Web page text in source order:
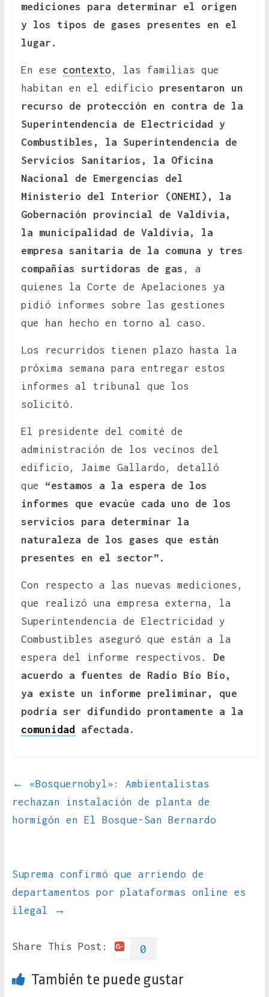
mediciones para determinar el origen
y los tipos de gases presentes en el
lugar.
En ese contexto, las familias que
habitan en el edificio presentaron un
recurso de protección en contra de la
Superintendencia de Electricidad y
Combustibles, la Superintendencia de
Servicios Sanitarios, la Oficina
Nacional de Emergencias del
Ministerio del Interior (ONEMI), la
Gobernación provincial de Valdivia,
la municipalidad de Valdivia, la
empresa sanitaria de la comuna y tres
compañías surtidoras de gas , a
quienes la Corte de Apelaciones ya
pidió informes sobre las gestiones
que han hecho en torno al caso.
Los recurridos tienen plazo hasta la
próxima semana para entregar estos
informes al tribunal que los
solicitó.
El presidente del comité de
administración de los vecinos del
edificio, Jaime Gallardo, detalló
que “estamos a la espera de los
informes que evacúe cada uno de los
servicios para determinar la
naturaleza de los gases que están
presentes en el sector”.
Con respecto a las nuevas mediciones,
que realizó una empresa externa, la
Superintendencia de Electricidad y
Combustibles aseguró que están a la
espera del informe respectivos. De
acuerdo a fuentes de Radio Bío Bío,
ya existe un informe preliminar, que
podría ser difundido prontamente a la
comunidad
afectada.
←
«Bosquernobyl»: Ambientalistas
rechazan instalación de planta de
hormigón en El Bosque-San Bernardo
Suprema confirmó que arriendo de
departamentos por plataformas online es
ilegal
→
Share This Post: 0
También te puede gustar